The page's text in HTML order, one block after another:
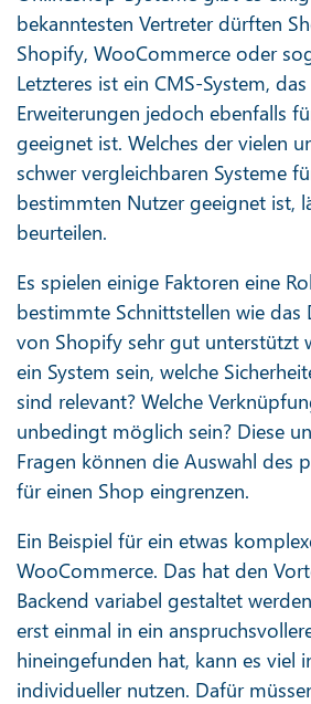
bekanntesten Vertreter dürften
Shopify, WooCommerce oder
Letzteres ist ein CMS-System,
Erweiterungen jedoch ebenfalls
geeignet ist. Welches der vielen
schwer vergleichbaren Systeme
bestimmten Nutzer geeignet ist,
beurteilen.
Es spielen einige Faktoren eine
bestimmte Schnittstellen wie
von Shopify sehr gut unterstützt
ein System sein, welche
sind relevant? Welche
unbedingt möglich sein? Diese
Fragen können die Auswahl des
für einen Shop eingrenzen.
Ein Beispiel für ein etwas
WooCommerce. Das hat den
Backend variabel gestaltet
erst einmal in ein
hineingefunden hat, kann es viel
individueller nutzen. Dafür